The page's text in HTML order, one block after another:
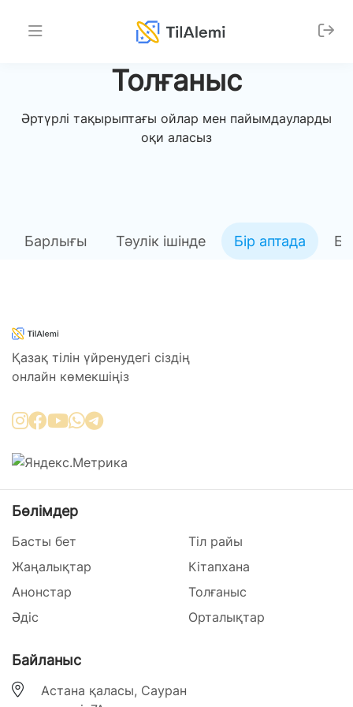
Толғаныс
Әртүрлі тақырыптағы ойлар мен пайымдауларды
оқи аласыз
Барлығы Тәулік ішінде Бір аптада
Қазақ тілін үйренудегі сіздің
онлайн көмекшіңіз
Бөлімдер
Басты бет
Жаңалықтар
Анонстар
Әдіс
Тіл райы
Кітапхана
Толғаныс
Орталықтар
Байланыс
Астана қаласы, Сауран